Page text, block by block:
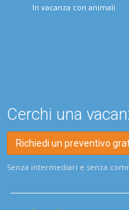
In vacanza con animali
Cerchi una
Richiedi un preventivo
Senza intermediari e senza